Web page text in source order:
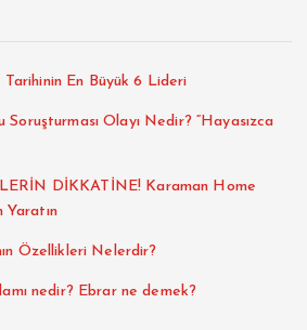
Tarihinin En Büyük 6 Lideri
Olayı Nedir? “Hayasızca
DİKKATİNE! Karaman Home
Yaratın
Özellikleri Nelerdir?
nedir? Ebrar ne demek?